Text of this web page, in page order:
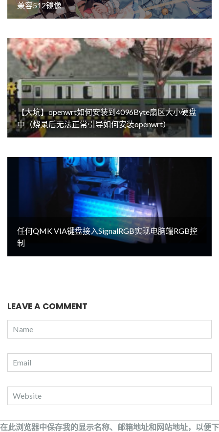
兼容512镜像
【大坑】openwrt如何安装到4096Byte扇区大小硬盘
中（烧录后无法正常引导如何安装openwrt）
任何QMK VIA键盘接入SignalRGB实现电脑端RGB控
制
LEAVE A COMMENT
在此浏览器中保存我的显示名称、邮箱地址和网站地址，以便下